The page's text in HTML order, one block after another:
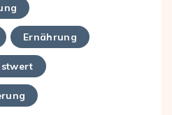
Ernährung